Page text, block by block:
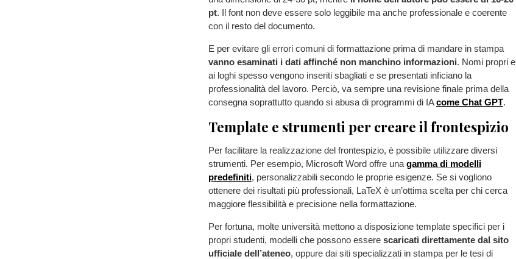
pt. Il font non deve essere solo leggibile ma anche professionale e coerente
con il resto del documento.
E per evitare gli errori comuni di formattazione prima di mandare in stampa
vanno esaminati i dati affinché non manchino informazioni. Nomi propri e
ai loghi spesso vengono inseriti sbagliati e se presentati inficiano la
professionalità del lavoro. Perciò, va sempre una revisione finale prima della
consegna soprattutto quando si abusa di programmi di IAcome Chat GPT.
Template e strumenti per creare il frontespizio
Per facilitare la realizzazione del frontespizio, è possibile utilizzare diversi
strumenti. Per esempio, Microsoft Word offre una gamma di modelli
predefiniti, personalizzabili secondo le proprie esigenze. Se si vogliono
ottenere dei risultati più professionali, LaTeX è un’ottima scelta per chi cerca
maggiore flessibilità e precisione nella formattazione.
Per fortuna, molte università mettono a disposizione template specifici per i
propri studenti, modelli che possono essere scaricati direttamente dal sito
ufficiale dell’ateneo, oppure dai siti specializzati in stampa per le tesi di